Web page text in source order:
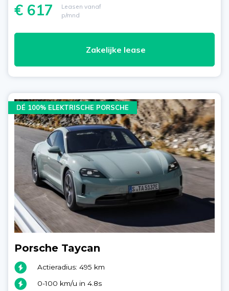
€ 617
Leasen vanaf
p/mnd
Zakelijke lease
DÉ 100% ELEKTRISCHE PORSCHE
Porsche Taycan
Actieradius: 495 km
0-100 km/u in 4.8s